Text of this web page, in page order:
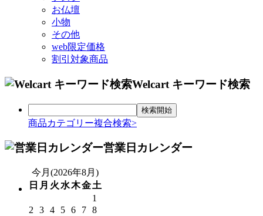
お仏壇
小物
その他
web限定価格
割引対象商品
Welcart キーワード検索
商品カテゴリー複合検索>
営業日カレンダー
今月(2026年8月)
日 月 火 水木金土
1
2
3 4 5 6 7 8